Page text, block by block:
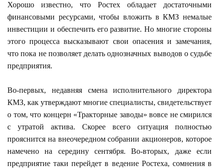
Хорошо известно, что Ростех обладает достаточными
финансовыми ресурсами, чтобы вложить в КМЗ немалые
инвестиции и обеспечить его развитие. Но многие стороны
этого процесса высказывают свои опасения и замечания,
что пока не позволяет делать однозначных выводов о судьбе
предприятия.
Во-первых, недавняя смена исполнительного директора
КМЗ, как утверждают многие специалисты, свидетельствует
о том, что концерн «Тракторные заводы» вовсе не смирился
с утратой актива. Скорее всего ситуация полностью
прояснится на внеочередном собрании акционеров, которое
намечено на середину сентября. Во-вторых, даже если
предприятие таки перейдет в ведение Ростеха, сомнения в